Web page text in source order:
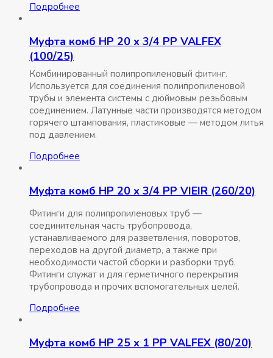
Подробнее
Муфта комб НР 20 x 3/4 РР VALFEX
(100/25)
Комбинированный полипропиленовый фитинг.
Используется для соединения полипропиленовой
трубы и элемента системы с дюймовым резьбовым
соединением. Латунные части производятся методом
горячего штампования, пластиковые — методом литья
под давлением.
Подробнее
Муфта комб НР 20 x 3/4 РР VIEIR (260/20)
Фитинги для полипропиленовых труб —
соединительная часть трубопровода,
устанавливаемого для разветвления, поворотов,
переходов на другой диаметр, а также при
необходимости частой сборки и разборки труб.
Фитинги служат и для герметичного перекрытия
трубопровода и прочих вспомогательных целей.
Подробнее
Муфта комб НР 25 x 1 РР VALFEX (80/20)